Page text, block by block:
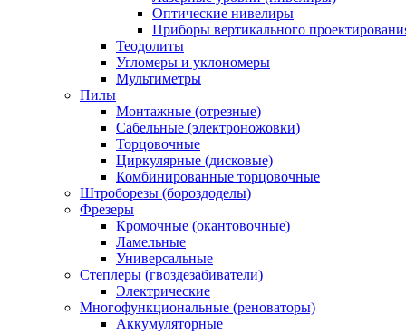
Оптические нивелиры
Приборы вертикального
Теодолиты
Угломеры и уклономеры
Мультиметры
Пилы
Монтажные (отрезные)
Сабельные (электроножовки)
Торцовочные
Циркулярные (дисковые)
Комбинированные торцовочные
Штроборезы (бороздоделы)
Фрезеры
Кромочные (окантовочные)
Ламельные
Универсальные
Степлеры (гвоздезабиватели)
Электрические
Многофункциональные (реноваторы)
Аккумуляторные